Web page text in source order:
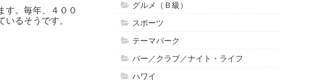
す。毎年、４００
いるそうです。
グルメ（Ｂ級）
スポーツ
テーマパーク
バー／クラブ／ナイト・ライフ
ハワイ